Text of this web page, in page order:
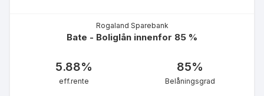
Rogaland Sparebank
Bate - Boliglån innenfor 85 %
5.88%
eff.rente
85%
Belåningsgrad